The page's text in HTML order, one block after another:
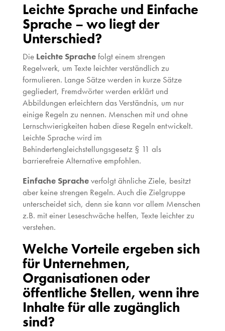
Leichte Sprache und Einfache
Sprache – wo liegt der
Unterschied?
Die Leichte Sprachefolgt einem strengen
Regelwerk, um Texte leichter verständlich zu
formulieren. Lange Sätze werden in kurze Sätze
gegliedert, Fremdwörter werden erklärt und
Abbildungen erleichtern das Verständnis, um nur
einige Regeln zu nennen. Menschen mit und ohne
Lernschwierigkeiten haben diese Regeln entwickelt.
Leichte Sprache wird im
Behindertengleichstellungsgesetz § 11 als
barrierefreie Alternative empfohlen.
Einfache Spracheverfolgt ähnliche Ziele, besitzt
aber keine strengen Regeln. Auch die Zielgruppe
unterscheidet sich, denn sie kann vor allem Menschen
z.B. mit einer Leseschwäche helfen, Texte leichter zu
verstehen.
Welche Vorteile ergeben sich
für Unternehmen,
Organisationen oder
öffentliche Stellen, wenn ihre
Inhalte für alle zugänglich
sind?